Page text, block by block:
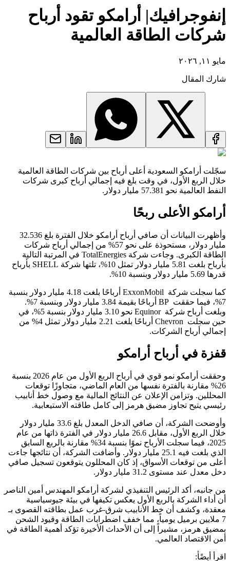
إنفوجرافيك| أرامكو تقود أرباح
شركات الطاقة العالمية
مايو ١١, ٢٠٢٦
شارك المقال
سجّلت أرامكو السعودية أعلى أرباح بين شركات الطاقة العالمية
خلال الربع الأول، في وقت بلغ فيه إجمالي أرباح كبرى شركات
النفط العالمية نحو 57.381 مليار دولار.
أرامكو الأعلى ربحًا
وأظهرت البيانات أن صافي أرباح أرامكو خلال الفترة بلغ 32.536
مليار دولار، مستحوذة على نحو 57% من إجمالي أرباح شركات
الطاقة الكبرى. وجاءت شركة TotalEnergies في المرتبة التالية
بأرباح بلغت 5.81 مليار دولار تمثل 10%، تلتها شركة SHELL بأرباح
قدرها 5.69 مليار دولار وبنسبة 10%.
كما سجلت شركة ExxonMobil أرباحًا بلغت 4.18 مليار دولار بنسبة
7%، فيما حققت BP أرباحًا بقيمة 3.84 مليار دولار وبنسبة 7%.
وبلغت أرباح شركة Equinor نحو 3.10 مليار دولار بنسبة 5%، في
حين سجلت Chevron أرباحًا بلغت 2.21 مليار دولار تمثل 4% من
إجمالي أرباح الشركات.
قفزة في أرباح أرامكو
وحققت أرامكو نمو قوي في أرباح الربع الأول من عام 2026 بنسبة
26% مقارنة بالفترة نفسها من العام الماضي، متجاوزًا توقعات
المحللين. وتزامن الإعلان عن النتائج المالية مع وصول خط أنابيب
رئيسي يتيح تجاوز مضيق هرمز إلى كامل طاقته الاستيعابية.
وأوضحت الشركة، أن صافي الدخل المعدل بلغ 33.6 مليار دولار
خلال الربع الأول، مقابل 26.6 مليار دولار في الفترة ذاتها من عام
2025، فيما سجلت الأرباح نموًا بنسبة 34% مقارنة بالربع السابق
الذي بلغت فيه 25.1 مليار دولار. وأضافت الشركة، أن نتائجها جاءت
أعلى من توقعات الأسواق، إذ كان المحللون يتوقعون تسجيل صافي
دخل معدل عند مستوى 31.2 مليار دولار.
من جانبه، أكد الرئيس التنفيذي لشركة أرامكو المهندس أمين الناصر
أن أداء الشركة بالربع الأول يعكس تكيفها في بيئة جيوسياسية
معقدة، وكشف أن خط الأنابيب شرق-غرب عمل بطاقته القصوى بـ
7 ملايين برميل يومياً، مما خفف اضطرابات الطاقة وقيود الشحن
بمضيق هرمز، مشيراً إلى أن الأحداث الأخيرة تؤكد أهمية الطاقة في
أمن الاقتصاد العالمي.
اقرأ أيضًأ: